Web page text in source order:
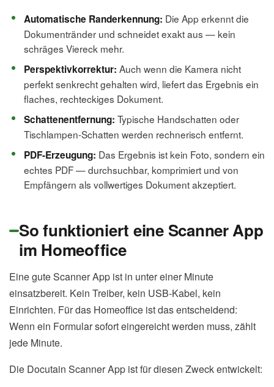
Automatische Randerkennung: Die App erkennt die
Dokumentränder und schneidet exakt aus — kein
schräges Viereck mehr.
Perspektivkorrektur: Auch wenn die Kamera nicht
perfekt senkrecht gehalten wird, liefert das Ergebnis ein
flaches, rechteckiges Dokument.
Schattenentfernung: Typische Handschatten oder
Tischlampen-Schatten werden rechnerisch entfernt.
PDF-Erzeugung: Das Ergebnis ist kein Foto, sondern ein
echtes PDF — durchsuchbar, komprimiert und von
Empfängern als vollwertiges Dokument akzeptiert.
So funktioniert eine Scanner App
im Homeoffice
Eine gute Scanner App ist in unter einer Minute
einsatzbereit. Kein Treiber, kein USB-Kabel, kein
Einrichten. Für das Homeoffice ist das entscheidend:
Wenn ein Formular sofort eingereicht werden muss, zählt
jede Minute.
Die Docutain Scanner App ist für diesen Zweck entwickelt: